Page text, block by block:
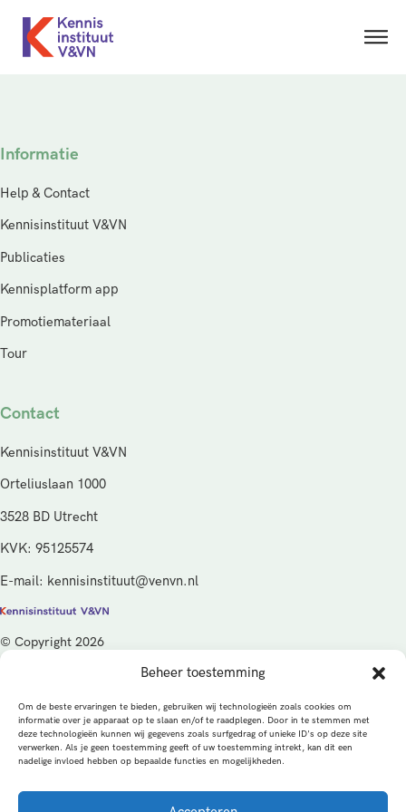
Beheer toestemming
Om de beste ervaringen te bieden, gebruiken wij technologieën zoals cookies om
informatie over je apparaat op te slaan en/of te raadplegen. Door in te stemmen met
deze technologieën kunnen wij gegevens zoals surfgedrag of unieke ID's op deze site
verwerken. Als je geen toestemming geeft of uw toestemming intrekt, kan dit een
nadelige invloed hebben op bepaalde functies en mogelijkheden.
Informatie
Help & Contact
Kennisinstituut V&VN
Publicaties
Kennisplatform app
Promotiemateriaal
Tour
Contact
Kennisinstituut V&VN
Orteliuslaan 1000
3528 BD Utrecht
KVK: 95125574
E-mail: kennisinstituut@venvn.nl
© Copyright 2026
De activiteiten van het Kennisinstituut V&VN worden gefinancierd
vanuit de kwaliteitsgelden van het ministerie van Volksgezondheid,
Welzijn en Sport (VWS), beheerd door ZonMw.
PrivacybeleidCookiesAlgemene voorwaarden